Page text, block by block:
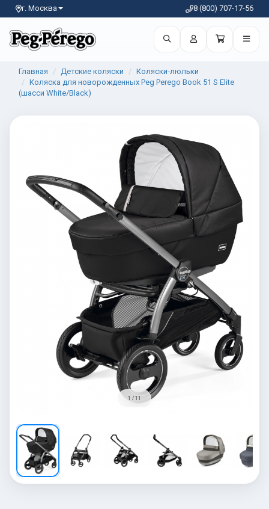
г. Москва 8 (800) 707-17-56
Главная Детские коляски
Коляски-люльки
Коляска для новорожденных Peg Perego Book 51 S Elite
(шасси White/Black)
1 / 11